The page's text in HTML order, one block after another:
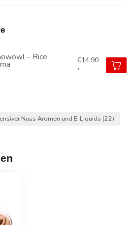
– Rice
€14,90
*
Nuss Aromen und E-Liquids (22)